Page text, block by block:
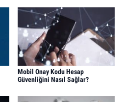
Mobil Onay Kodu Hesap
Güvenliğini Nasıl Sağlar?